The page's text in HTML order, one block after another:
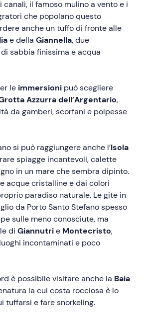
canali, il famoso mulino a vento e i
che popolano questo
anche un tuffo di fronte alle
e della Giannella, due
sabbia finissima e acqua
le immersioni può scegliere
Azzurra dell’Argentario,
da gamberi, scorfani e polpesse
si può raggiungere anche l’Isola
spiagge incantevoli, calette
in un mare che sembra dipinto.
acque cristalline e dai colori
paradiso naturale. Le gite in
da Porto Santo Stefano spesso
sulle meno conosciute, ma
di Giannutrie Montecristo,
incontaminati e poco
è possibile visitare anche la Baia
la cui costa rocciosa è lo
tuffarsi e fare snorkeling.